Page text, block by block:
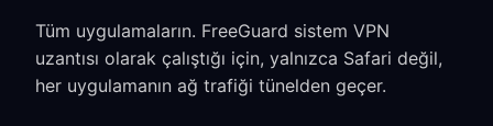
Tüm uygulamaların. FreeGuard sistem VPN
uzantısı olarak çalıştığı için, yalnızca Safari değil,
her uygulamanın ağ trafiği tünelden geçer.